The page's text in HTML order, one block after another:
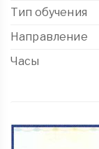
Тип обучения
Направление
Часы